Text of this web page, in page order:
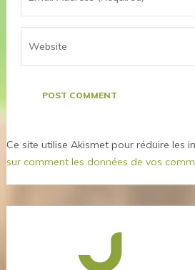
Ce site utilise Akismet pour réduire les
sur comment les données de vos